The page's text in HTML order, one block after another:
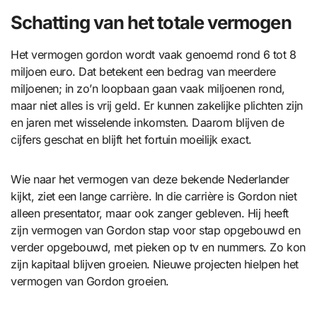
Schatting van het totale vermogen
Het vermogen gordon wordt vaak genoemd rond 6 tot 8
miljoen euro. Dat betekent een bedrag van meerdere
miljoenen; in zo’n loopbaan gaan vaak miljoenen rond,
maar niet alles is vrij geld. Er kunnen zakelijke plichten zijn
en jaren met wisselende inkomsten. Daarom blijven de
cijfers geschat en blijft het fortuin moeilijk exact.
Wie naar het vermogen van deze bekende Nederlander
kijkt, ziet een lange carrière. In die carrière is Gordon niet
alleen presentator, maar ook zanger gebleven. Hij heeft
zijn vermogen van Gordon stap voor stap opgebouwd en
verder opgebouwd, met pieken op tv en nummers. Zo kon
zijn kapitaal blijven groeien. Nieuwe projecten hielpen het
vermogen van Gordon groeien.